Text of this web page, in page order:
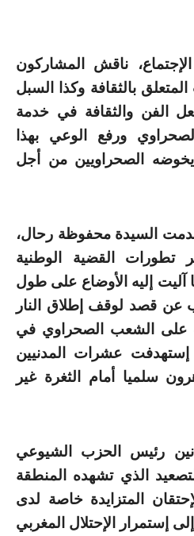
ناقش المشاركون
بالثقافة وكذا السبل
الفن والثقافة في خدمة
ورفع الوعي بهذا
يخوضه الصحراويين من أجل
السيدة محفوظة رحال،
القضية الوطنية
آليت إليه الأوضاع على طول
عن قصد لوقف إطلاق النار
على الشعب الصحراوي في
عشرات المدنيين
سلميا أمام الثغرة غير
رئيس الحزب الشيوعي
الذي تشهده المنطقة
المتزايدة خاصة لدى
إستمرار الإحتلال المغربي